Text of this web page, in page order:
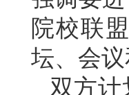
院校联
坛、会
双方